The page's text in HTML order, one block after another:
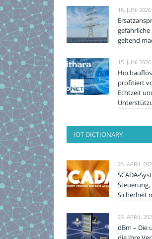
16. JUNI 2026
geltend
15. JUNI 2026
profitiert
Echtzeit
IOT DICTIONARY
23. APRIL
SCADA-
Sicherheit
23. APRIL
dBm – Die